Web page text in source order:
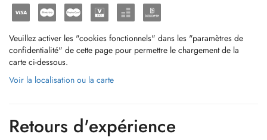
Veuillez activer les "cookies fonctionnels" dans les "paramètres de
confidentialité" de cette page pour permettre le chargement de la
carte ci-dessous.
Voir la localisation ou la carte
Retours d'expérience